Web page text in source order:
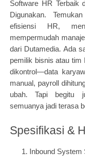
Software HR Terbaik
Digunakan.
efisiensi HR,
mempermudah
dari Dutamedia. Ada
pemilik bisnis atau
dikontrol—data
manual, payroll
ubah. Tapi begitu
semuanya jadi terasa
Spesifikasi &
Inbound System